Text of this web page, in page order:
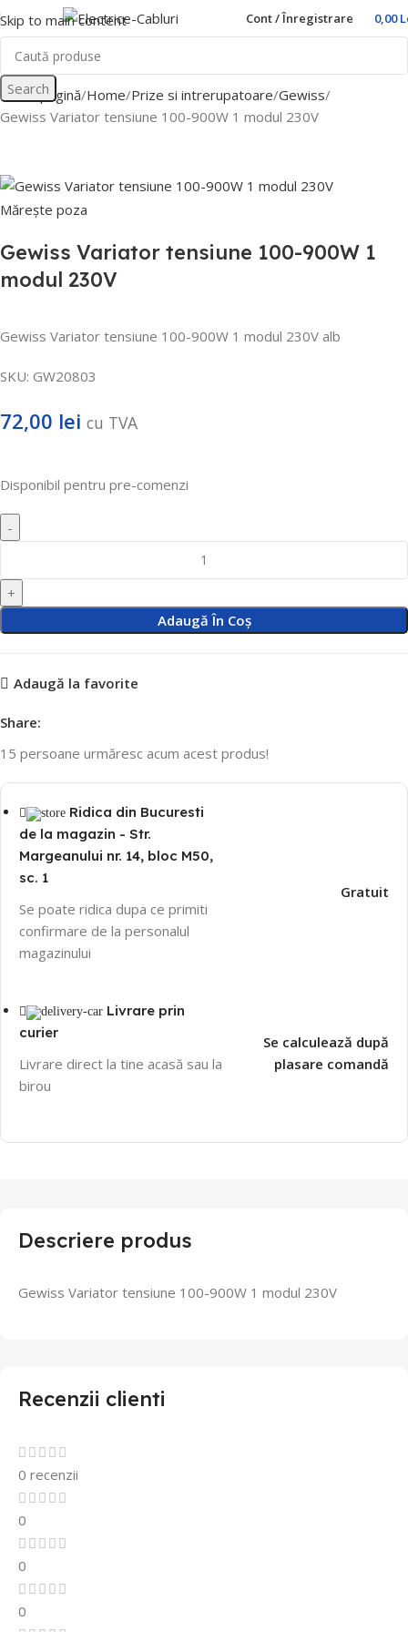
Skip to main content Cont / Înregistrare 0,00
Search
Prima pagină Home Prize si intrerupatoare Gewiss
Gewiss Variator tensiune 100-900W 1 modul 230V
Mărește poza
Gewiss Variator tensiune 100-900W 1
modul 230V
Gewiss Variator tensiune 100-900W 1 modul 230V alb
SKU: GW20803
72,00 lei cu TVA
Disponibil pentru pre-comenzi
Adaugă În Coș
Adaugă la favorite
Share:
15 persoane urmăresc acum acest produs!
Ridica din Bucuresti
de la magazin - Str.
Margeanului nr. 14, bloc M50,
sc. 1
Se poate ridica dupa ce primiti
confirmare de la personalul
magazinului
Gratuit
Livrare prin
curier
Livrare direct la tine acasă sau la
birou
Se calculează după
plasare comandă
Descriere produs
Gewiss Variator tensiune 100-900W 1 modul 230V
Recenzii clienti
0 recenzii
0
0
0